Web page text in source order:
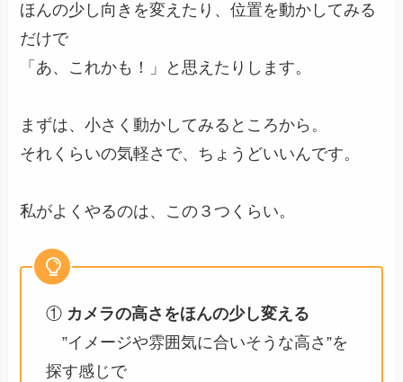
ほんの少し向きを変えたり、位置を動かしてみる
だけで
「あ、これかも！」と思えたりします。
まずは、小さく動かしてみるところから。
それくらいの気軽さで、ちょうどいいんです。
私がよくやるのは、この３つくらい。
① カメラの高さをほんの少し変える
”イメージや雰囲気に合いそうな高さ”を
探す感じで